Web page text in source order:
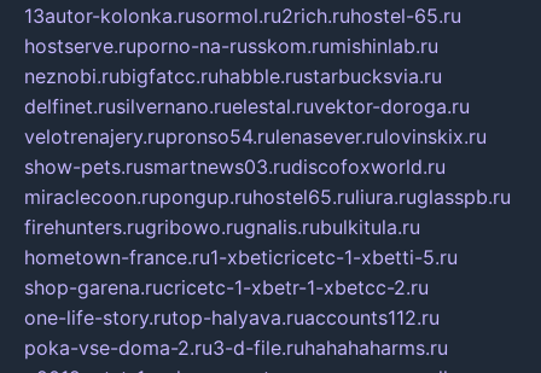
13autor-kolonka.rusormol.ru2rich.ruhostel-65.ru
hostserve.ruporno-na-russkom.rumishinlab.ru
neznobi.rubigfatcc.ruhabble.rustarbucksvia.ru
delfinet.rusilvernano.ruelestal.ruvektor-doroga.ru
velotrenajery.rupronso54.rulenasever.rulovinskix.ru
show-pets.rusmartnews03.rudiscofoxworld.ru
miraclecoon.rupongup.ruhostel65.ruliura.ruglasspb.ru
firehunters.rugribowo.rugnalis.rubulkitula.ru
hometown-france.ru1-xbeticricetc-1-xbetti-5.ru
shop-garena.rucricetc-1-xbetr-1-xbetcc-2.ru
one-life-story.rutop-halyava.ruaccounts112.ru
poka-vse-doma-2.ru3-d-file.ruhahahaharms.ru